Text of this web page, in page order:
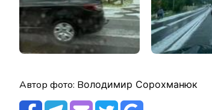
Автор фото: Володимир Сорохманюк